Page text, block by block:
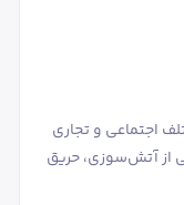
اجتماعی و تجاری
از آتش‌سوزی، حریق